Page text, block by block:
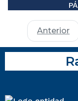
Anterior